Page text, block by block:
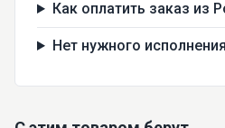
Как оплатить заказ из
Нет нужного